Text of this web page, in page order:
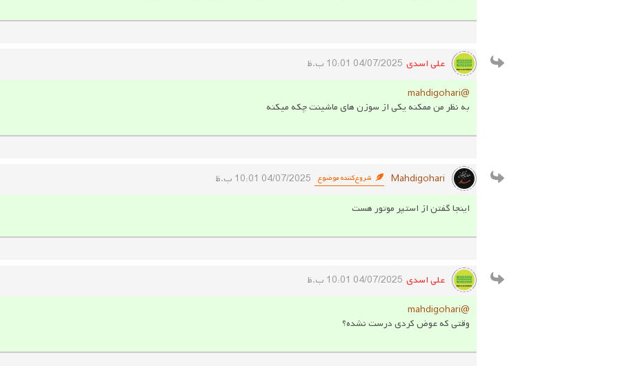
علی اسدی 04/07/2025 10:01 ب.ظ
@mahdigohari
به نظر من ممکنه یکی از سوزن های ماشینت چکه میکنه
Mahdigohari شروع‌کننده موضوع 04/07/2025 10:01 ب.ظ
اینجا گفتن از استپر موتور هست
علی اسدی 04/07/2025 10:01 ب.ظ
@mahdigohari
وقتی که عوض کردی درست نشده؟